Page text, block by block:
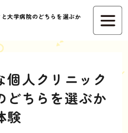
大学病院のどちらを選ぶか
個人クリニック
どちらを選ぶか
験